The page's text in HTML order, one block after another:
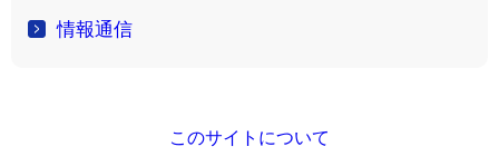
情報通信
このサイトについて